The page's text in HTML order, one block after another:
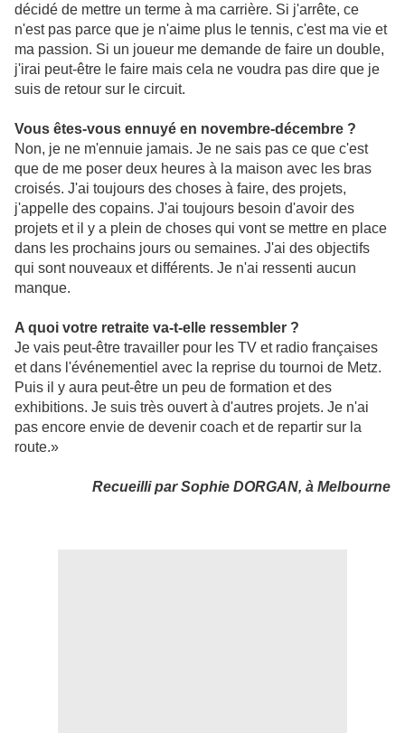
décidé de mettre un terme à ma carrière. Si j'arrête, ce
n'est pas parce que je n'aime plus le tennis, c'est ma vie et
ma passion. Si un joueur me demande de faire un double,
j'irai peut-être le faire mais cela ne voudra pas dire que je
suis de retour sur le circuit.
Vous êtes-vous ennuyé en novembre-décembre ?
Non, je ne m'ennuie jamais. Je ne sais pas ce que c'est
que de me poser deux heures à la maison avec les bras
croisés. J'ai toujours des choses à faire, des projets,
j'appelle des copains. J'ai toujours besoin d'avoir des
projets et il y a plein de choses qui vont se mettre en place
dans les prochains jours ou semaines. J'ai des objectifs
qui sont nouveaux et différents. Je n'ai ressenti aucun
manque.
A quoi votre retraite va-t-elle ressembler ?
Je vais peut-être travailler pour les TV et radio françaises
et dans l'événementiel avec la reprise du tournoi de Metz.
Puis il y aura peut-être un peu de formation et des
exhibitions. Je suis très ouvert à d'autres projets. Je n'ai
pas encore envie de devenir coach et de repartir sur la
route.»
Recueilli par Sophie DORGAN, à Melbourne